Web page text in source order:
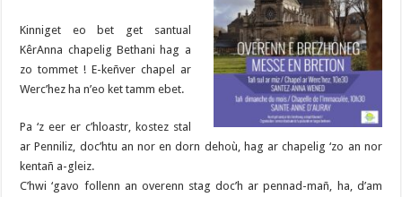
Kinniget eo bet get santual
KêrAnna chapelig Bethani hag a
zo tommet ! E-keñver chapel ar
Werc’hez ha n’eo ket tamm ebet.
Pa ‘z eer er c’hloastr, kostez stal
ar Penniliz, doc’htu an nor en dorn dehoù, hag ar chapelig ‘zo an nor
kentañ a-gleiz.
C’hwi ‘gavo follenn an overenn stag doc’h ar pennad-mañ, ha, d’am